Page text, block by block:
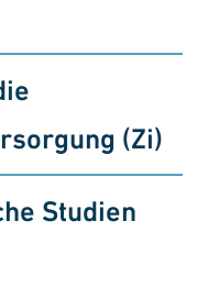
(Zi)
Studien